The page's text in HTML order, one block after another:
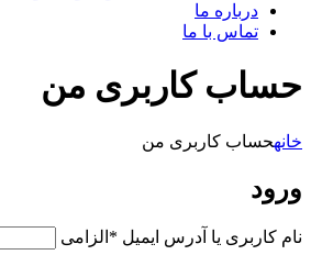
درباره ما
تماس با ما
حساب کاربری من
خانهحساب کاربری من
ورود
نام کاربری یا آدرس ایمیل * الزامی